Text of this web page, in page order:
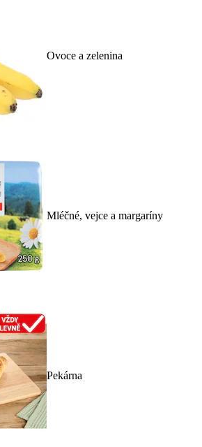
Ovoce a zelenina
Mléčné, vejce a margaríny
Pekárna